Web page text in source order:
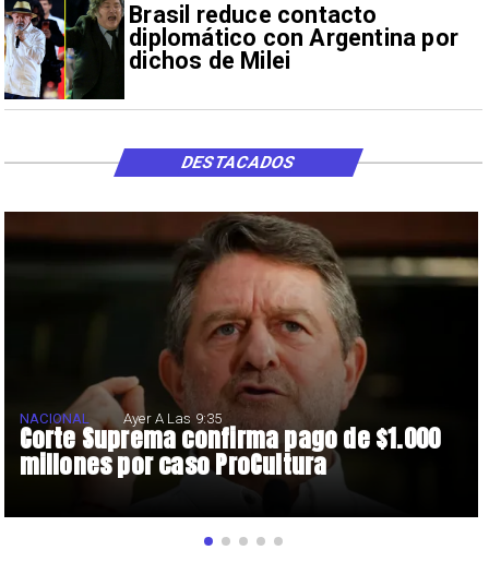
Brasil reduce contacto
diplomático con Argentina por
dichos de Milei
Corte Suprema confirma pago de $1.000
millones por caso ProCultura
NACIONAL Ayer A Las 9:35
DESTACADOS